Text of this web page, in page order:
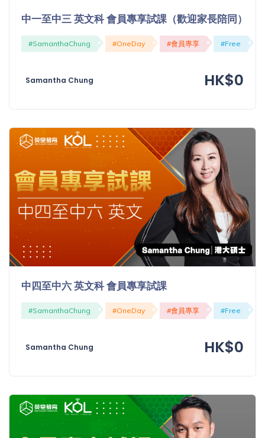
中一至中三 英文科 會員專享試課（歡迎家長陪同）
#SamanthaChung #OneDay #會員專享 #Free
Samantha Chung HK$0
中四至中六 英文科 會員專享試課
#SamanthaChung #OneDay #會員專享 #Free
Samantha Chung HK$0